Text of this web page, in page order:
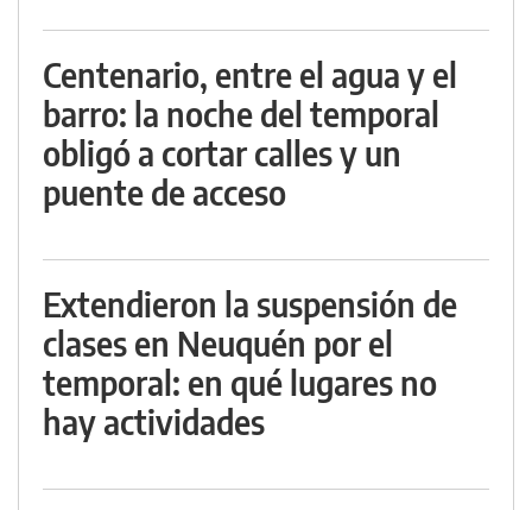
Centenario, entre el agua y el
barro: la noche del temporal
obligó a cortar calles y un
puente de acceso
Extendieron la suspensión de
clases en Neuquén por el
temporal: en qué lugares no
hay actividades